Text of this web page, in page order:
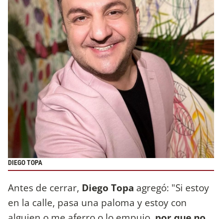
DIEGO TOPA
Antes de cerrar, Diego Topa agregó: "Si estoy
en la calle, pasa una paloma y estoy con